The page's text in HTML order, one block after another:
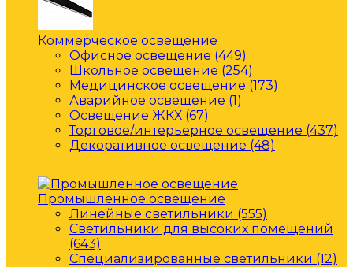
Коммерческое освещение
Офисное освещение (449)
Школьное освещение (254)
Медицинское освещение (173)
Аварийное освещение (1)
Освещение ЖКХ (67)
Торговое/интерьерное освещение (437)
Декоративное освещение (48)
Промышленное освещение
Линейные светильники (555)
Светильники для высоких помещений
(643)
Специализированные светильники (12)